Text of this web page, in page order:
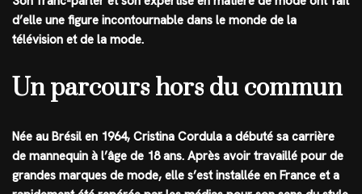
d’elle une figure incontournable dans le monde de la
télévision et de la mode.
Un parcours hors du commun
Née au Brésil en 1964, Cristina Cordula a débuté sa carrière
de mannequin à l’âge de 18 ans. Après avoir travaillé pour de
grandes marques de mode, elle s’est installée en France et a